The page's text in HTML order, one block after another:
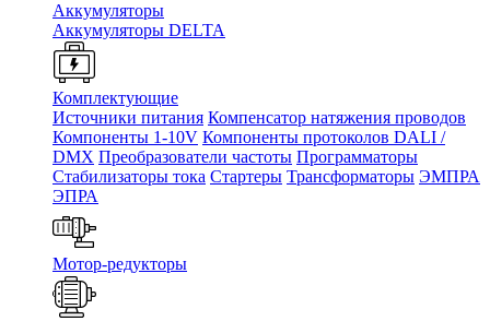
Аккумуляторы
Аккумуляторы DELTA
Комплектующие
Источники питания Компенсатор натяжения проводов
Компоненты 1-10V Компоненты протоколов DALI /
DMX Преобразователи частоты Программаторы
Стабилизаторы тока Стартеры Трансформаторы ЭМПРА
ЭПРА
Мотор-редукторы